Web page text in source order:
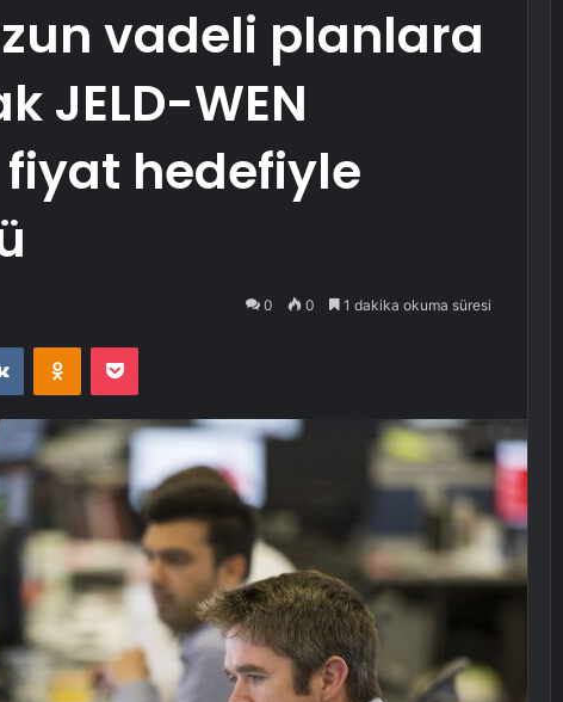
vadeli planlara
JELD-WEN
fiyat hedefiyle
0 0 1 dakika okuma süresi
VKontakteOdnoklassniki
Pocket